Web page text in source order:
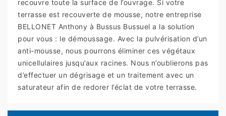
recouvre toute la surface de l’ouvrage. Si votre
terrasse est recouverte de mousse, notre entreprise
BELLONET Anthony à Bussus Bussuel a la solution
pour vous : le démoussage. Avec la pulvérisation d’un
anti-mousse, nous pourrons éliminer ces végétaux
unicellulaires jusqu’aux racines. Nous n’oublierons pas
d’effectuer un dégrisage et un traitement avec un
saturateur afin de redorer l’éclat de votre terrasse.